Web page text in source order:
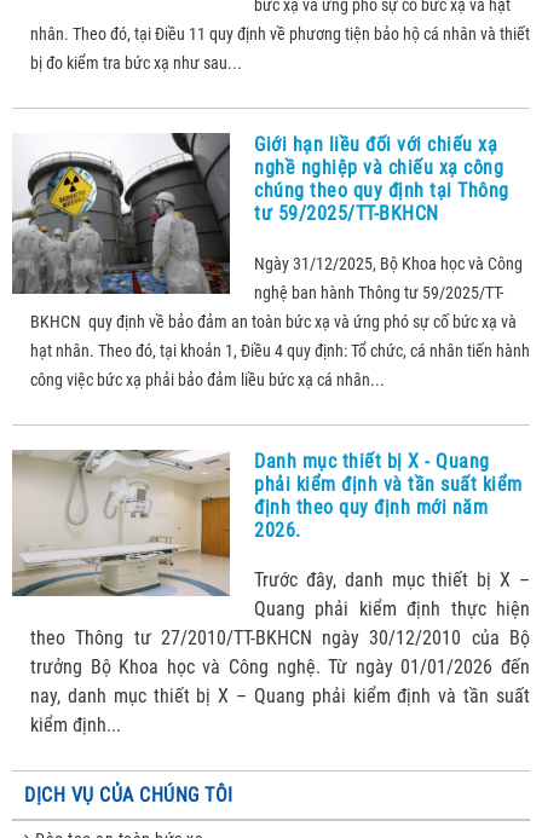
bức xạ và ứng phó sự cố bức xạ và hạt
nhân. Theo đó, tại Điều 11 quy định về phương tiện bảo hộ cá nhân và thiết
bị đo kiểm tra bức xạ như sau...
Giới hạn liều đối với chiếu xạ
nghề nghiệp và chiếu xạ công
chúng theo quy định tại Thông
tư 59/2025/TT-BKHCN
Ngày 31/12/2025, Bộ Khoa học và Công
nghệ ban hành Thông tư 59/2025/TT-
BKHCN quy định về bảo đảm an toàn bức xạ và ứng phó sự cố bức xạ và
hạt nhân. Theo đó, tại khoản 1, Điều 4 quy định: Tổ chức, cá nhân tiến hành
công việc bức xạ phải bảo đảm liều bức xạ cá nhân...
Danh mục thiết bị X - Quang
phải kiểm định và tần suất kiểm
định theo quy định mới năm
2026.
Trước đây, danh mục thiết bị X –
Quang phải kiểm định thực hiện
theo Thông tư 27/2010/TT-BKHCN ngày 30/12/2010 của Bộ
trưởng Bộ Khoa học và Công nghệ. Từ ngày 01/01/2026 đến
nay, danh mục thiết bị X – Quang phải kiểm định và tần suất
kiểm định...
DỊCH VỤ CỦA CHÚNG TÔI